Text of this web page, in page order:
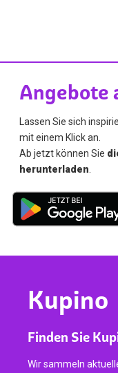
Angebote
Lassen Sie sich
mit einem Klick an.
Ab jetzt können Sie
herunterladen.
Kupino
Finden Sie
Wir sammeln